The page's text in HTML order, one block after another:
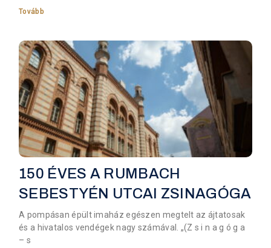
Tovább
150 ÉVES A RUMBACH
SEBESTYÉN UTCAI ZSINAGÓGA
A pompásan épült imaház egészen megtelt az ájtatosak
és a hivatalos vendégek nagy számával. „(Z s i n a g ó g a
– s